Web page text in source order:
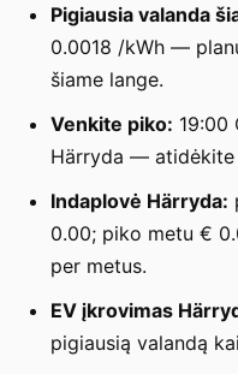
Pigiausia valanda
0.0018 /kWh —
šiame lange.
Venkite piko: 19:00
Härryda — atidėkite
Indaplovė Härryda:
0.00; piko metu €
per metus.
EV įkrovimas
pigiausią valandą